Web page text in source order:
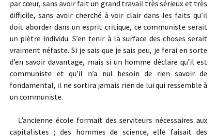
par cœur, sans avoir fait un grand travail très sérieux et très
difficile, sans avoir cherché à voir clair dans les faits qu’il
doit aborder dans un esprit critique, ce communiste serait
un piètre individu. S’en tenir à la surface des choses serait
vraiment néfaste. Si je sais que je sais peu, je ferai en sorte
d’en savoir davantage, mais si un homme déclare qu’il est
communiste et qu’il n’a nul besoin de rien savoir de
fondamental, il ne sortira jamais rien de lui qui ressemble à
un communiste.
L’ancienne école formait des serviteurs nécessaires aux
capitalistes ; des hommes de science, elle faisait des